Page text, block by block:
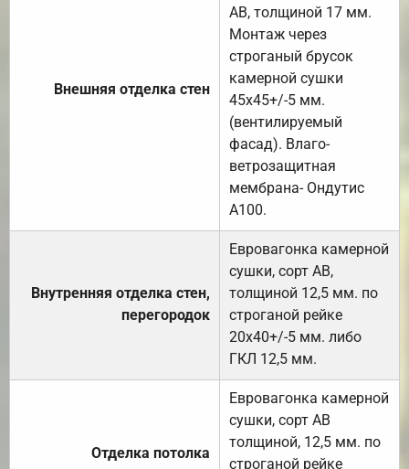
Внешняя отделка стен
АВ, толщиной 17 мм.
Монтаж через
строганый брусок
камерной сушки
45х45+/-5 мм.
(вентилируемый
фасад). Влаго-
ветрозащитная
мембрана- Ондутис
А100.
Внутренняя отделка стен,
перегородок
Евровагонка камерной
сушки, сорт АВ,
толщиной 12,5 мм. по
строганой рейке
20х40+/-5 мм. либо
ГКЛ 12,5 мм.
Отделка потолка
Евровагонка камерной
сушки, сорт АВ
толщиной, 12,5 мм. по
строганой рейке